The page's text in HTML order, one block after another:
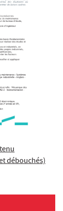
débouchés)